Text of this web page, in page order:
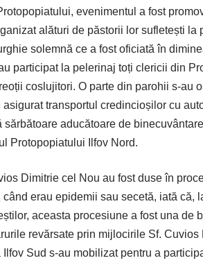
evenimentul a fost
alături de păstorii lor sufletești la
solemnă ce a fost oficiată în
participat la pelerinaj toți clericii din
coslujitori. O parte din parohii s-au
transportul credincioșilor cu
aducătoare de
Protopopiatului Ilfov Nord.
Dimitrie cel Nou au fost duse în
erau epidemii sau secetă, iată că,
aceasta procesiune a fost una de
revărsate prin mijlocirile Sf. Cuvios
Sud s-au mobilizat pentru a